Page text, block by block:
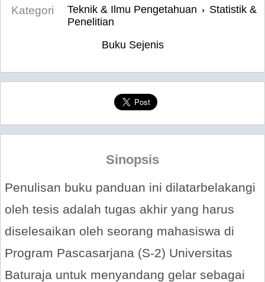
Kategori
Teknik & Ilmu Pengetahuan › Statistik &
Penelitian
Buku Sejenis
Sinopsis
Penulisan buku panduan ini dilatarbelakangi
oleh tesis adalah tugas akhir yang harus
diselesaikan oleh seorang mahasiswa di
Program Pascasarjana (S-2) Universitas
Baturaja untuk menyandang gelar sebagai